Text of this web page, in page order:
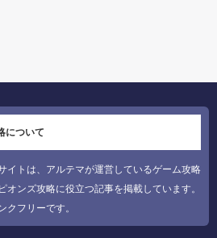
について
イトは、アルテマが運営しているゲーム攻略
オンズ攻略に役立つ記事を掲載しています。
クフリーです。